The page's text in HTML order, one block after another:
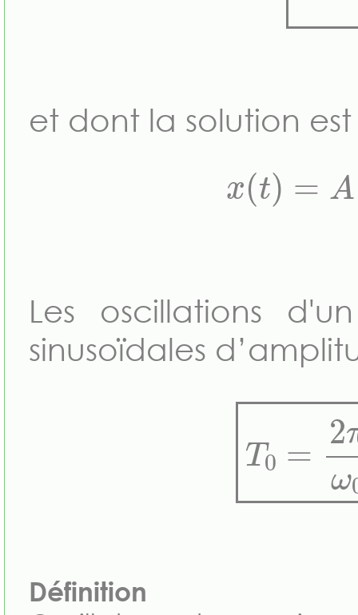
et dont la
x(t A
Les oscillations
sinusoïdales
T0=2
Définition